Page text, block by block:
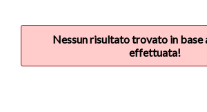
Nessun risultato trovato in base
effettuata!